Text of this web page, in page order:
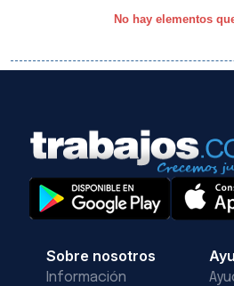
No hay elementos
Sobre nosotros
Información